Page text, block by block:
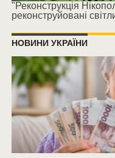
"Реконструкція
реконструйовані
НОВИНИ УКРАЇНИ